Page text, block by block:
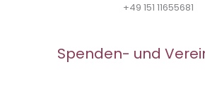
+49 151 11655681
Spenden- und